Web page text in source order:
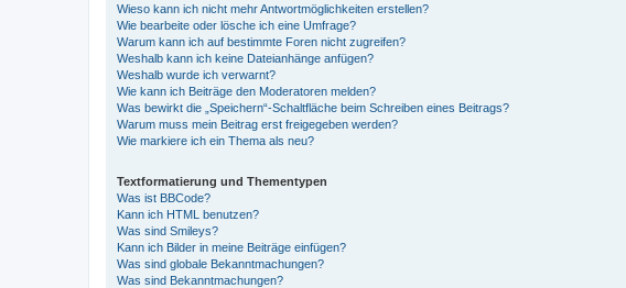
Wieso kann ich nicht mehr Antwortmöglichkeiten erstellen?
Wie bearbeite oder lösche ich eine Umfrage?
Warum kann ich auf bestimmte Foren nicht zugreifen?
Weshalb kann ich keine Dateianhänge anfügen?
Weshalb wurde ich verwarnt?
Wie kann ich Beiträge den Moderatoren melden?
Was bewirkt die „Speichern“-Schaltfläche beim Schreiben eines Beitrags?
Warum muss mein Beitrag erst freigegeben werden?
Wie markiere ich ein Thema als neu?
Textformatierung und Thementypen
Was ist BBCode?
Kann ich HTML benutzen?
Was sind Smileys?
Kann ich Bilder in meine Beiträge einfügen?
Was sind globale Bekanntmachungen?
Was sind Bekanntmachungen?